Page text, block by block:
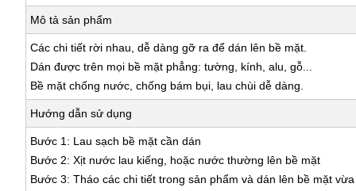
Mô tả sản phẩm
Các chi tiết rời nhau, dễ dàng gỡ ra để dán lên bề mặt.
Dán được trên mọi bề mặt phẳng: tường, kính, alu, gỗ...
Bề mặt chống nước, chống bám bụi, lau chùi dễ dàng.
Hướng dẫn sử dụng
Bước 1: Lau sạch bề mặt cần dán
Bước 2: Xịt nước lau kiếng, hoặc nước thường lên bề mặt
Bước 3: Tháo các chi tiết trong sản phẩm và dán lên bề mặt